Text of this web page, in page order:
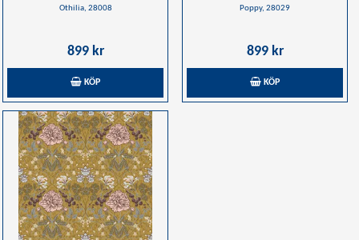
Othilia, 28008
899 kr
KÖP
Poppy, 28029
899 kr
KÖP